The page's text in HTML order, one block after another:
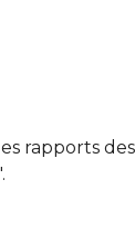
rapports